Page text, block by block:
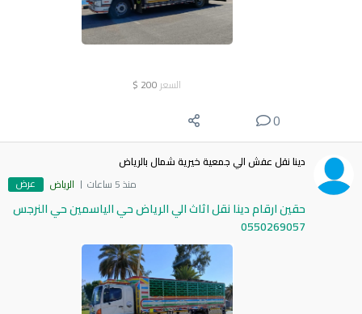
السعر 200
$
0
دينا نقل عفش الي جمعية خيرية شمال بالرياض
منذ 5 ساعات
الرياض عرض
حقين ارقام دينا نقل اثاث الي الرياض حي الياسمين حي النرجس
0550269057